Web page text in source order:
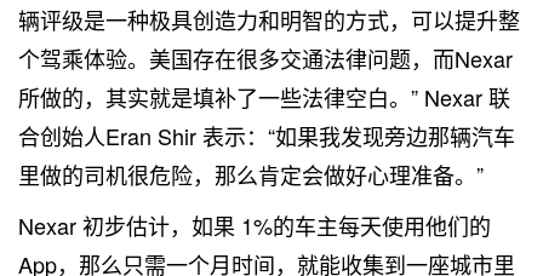
辆评级是一种极具创造力和明智的方式，可以提升整
个驾乘体验。美国存在很多交通法律问题，而Nexar
所做的，其实就是填补了一些法律空白。” Nexar 联
合创始人Eran Shir 表示：“如果我发现旁边那辆汽车
里做的司机很危险，那么肯定会做好心理准备。”
Nexar 初步估计，如果 1%的车主每天使用他们的
App，那么只需一个月时间，就能收集到一座城市里